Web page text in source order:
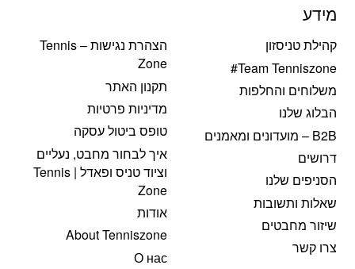
מידע
קהילת טניסזון
Team Tenniszone#
משלוחים והחלפות
הבלוג שלנו
B2B – מועדונים ומאמנים
דרושים
הסניפים שלנו
שאלות ותשובות
שיזור מחבטים
צרו קשר
הצהרת נגישות – Tennis
Zone
תקנון האתר
מדיניות פרטיות
טופס ביטול עסקה
איך לבחור מחבט, נעליים
וציוד טניס ופאדל | Tennis
Zone
אודות
About Tenniszone
О нас